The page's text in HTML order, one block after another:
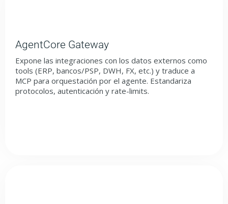
AgentCore Gateway
Expone las integraciones con los datos externos como
tools (ERP, bancos/PSP, DWH, FX, etc.) y traduce a
MCP para orquestación por el agente. Estandariza
protocolos, autenticación y rate-limits.